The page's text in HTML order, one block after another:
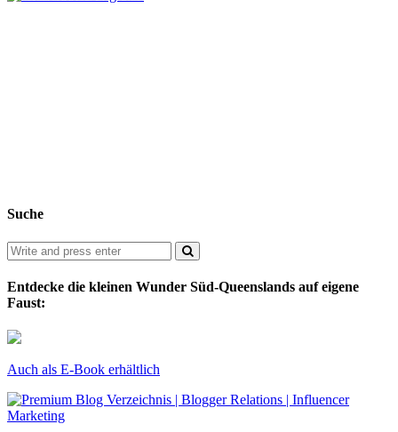
Suche
Entdecke die kleinen Wunder Süd-Queenslands auf eigene
Faust:
Auch als E-Book erhältlich